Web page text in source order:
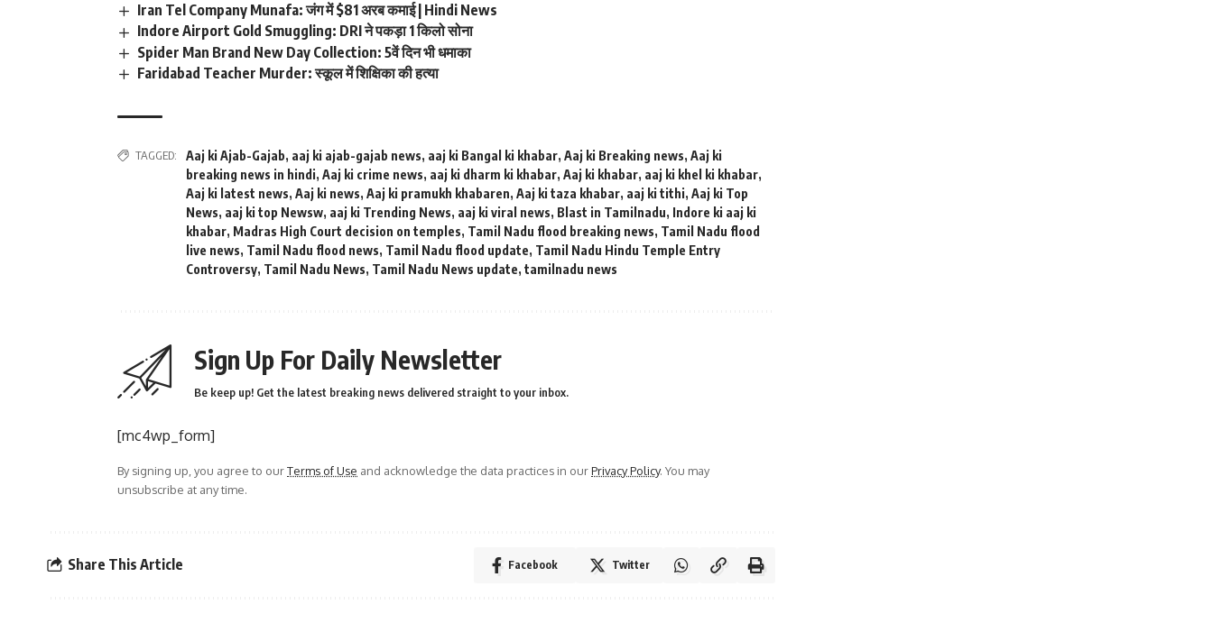
Iran Tel Company Munafa: जंग में $81 अरब कमाई | Hindi News
Indore Airport Gold Smuggling: DRI ने पकड़ा 1 किलो सोना
Spider Man Brand New Day Collection: 5वें दिन भी धमाका
Faridabad Teacher Murder: स्कूल में शिक्षिका की हत्या
TAGGED: Aaj ki Ajab-Gajab, aaj ki ajab-gajab news, aaj ki Bangal ki khabar, Aaj ki Breaking news, Aaj ki
breaking news in hindi, Aaj ki crime news, aaj ki dharm ki khabar, Aaj ki khabar, aaj ki khel ki khabar,
Aaj ki latest news, Aaj ki news, Aaj ki pramukh khabaren, Aaj ki taza khabar, aaj ki tithi, Aaj ki Top
News, aaj ki top Newsw, aaj ki Trending News, aaj ki viral news, Blast in Tamilnadu, Indore ki aaj ki
khabar, Madras High Court decision on temples, Tamil Nadu flood breaking news, Tamil Nadu flood
live news, Tamil Nadu flood news, Tamil Nadu flood update, Tamil Nadu Hindu Temple Entry
Controversy, Tamil Nadu News, Tamil Nadu News update, tamilnadu news
Sign Up For Daily Newsletter
Be keep up! Get the latest breaking news delivered straight to your inbox.
[mc4wp_form]
By signing up, you agree to ourTerms of Use and acknowledge the data practices in ourPrivacy Policy. You may
unsubscribe at any time.
Share This Article Facebook Twitter